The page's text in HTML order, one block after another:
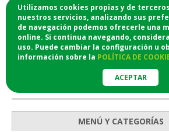
Utilizamos cookies propias y de
nuestros servicios, analizando sus
de navegación podemos ofrecerle una
online. Si continua navegando,
uso. Puede cambiar la configuración u
información sobre la POLÍTICA DE
ACEPTAR
¡COMPRA CÓMODAMENTE DESDE
EN LA FARMACIA!
o si lo prefieres te lo
MENÚ Y CATEGORÍAS